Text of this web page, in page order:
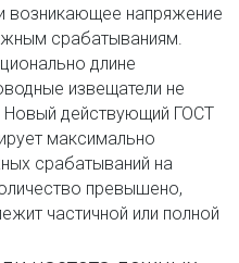
возникающее напряжение
срабатываниям.
длине
извещатели не
действующий ГОСТ
максимально
срабатываний на
превышено,
частичной или полной